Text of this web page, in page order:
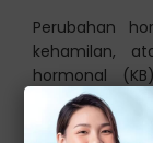
Perubahan
kehamilan,
hormonal
kelenjar yang